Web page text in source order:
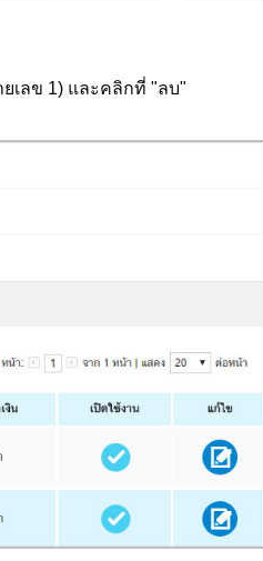
ลข 1) และคลิกที่ "ลบ"